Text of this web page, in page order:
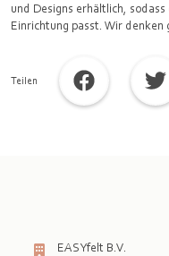
und Designs erhältlich,
Einrichtung passt. Wir
Teilen
EASYfelt B.V.